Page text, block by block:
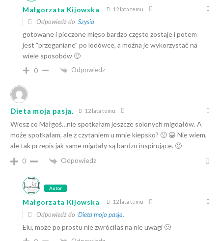
Małgorzata Kijowska 12 lata temu
Odpowiedź do Szysia
gotowane i pieczone mięso bardzo często zostaje i potem
jest "przeganiane" po lodówce, a można je wykorzystać na
wiele sposobów 🙂
0 Odpowiedz
Dieta moja pasja. 12 lata temu
Wiesz co Małgoś…nie spotkałam jeszcze solonych migdałów. A
może spotkałam, ale z czytaniem u mnie kiepsko? 🙁 😀 Nie wiem,
ale tak przepis jak same migdały są bardzo inspirujące. 🙂
0
Odpowiedz
Autor
Małgorzata Kijowska 12 lata temu
Odpowiedź do Dieta moja pasja.
Elu, może po prostu nie zwróciłaś na nie uwagi 🙂